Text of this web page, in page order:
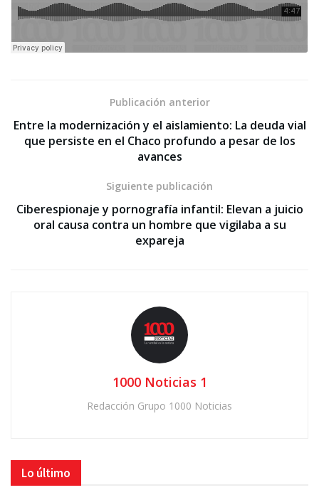
Publicación anterior
Entre la modernización y el aislamiento: La deuda vial
que persiste en el Chaco profundo a pesar de los
avances
Siguiente publicación
Ciberespionaje y pornografía infantil: Elevan a juicio
oral causa contra un hombre que vigilaba a su
expareja
1000 Noticias 1
Redacción Grupo 1000 Noticias
Lo último